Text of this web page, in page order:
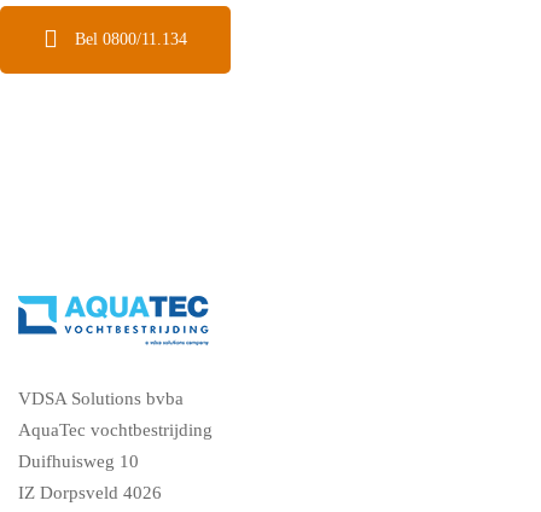
Bel 0800/11.134
VDSA Solutions bvba
AquaTec vochtbestrijding
Duifhuisweg 10
IZ Dorpsveld 4026